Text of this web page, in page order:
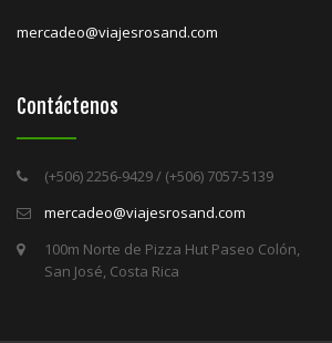
mercadeo@viajesrosand.com
Contáctenos
(+506) 2256-9429 / (+506) 7057-5139
mercadeo@viajesrosand.com
100m Norte de Pizza Hut Paseo Colón,
San José, Costa Rica